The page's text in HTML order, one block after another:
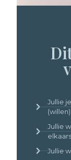
Jullie
Jullie
Jullie